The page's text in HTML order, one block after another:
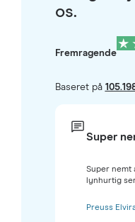
os.
Fremragende
Baseret på
Super
Super nemt
lynhurtig
Preuss